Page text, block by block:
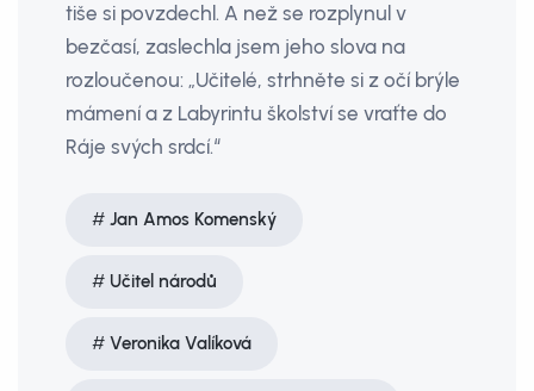
tiše si povzdechl. A než se rozplynul v
bezčasí, zaslechla jsem jeho slova na
rozloučenou: „Učitelé, strhněte si z očí brýle
mámení a z Labyrintu školství se vraťte do
Ráje svých srdcí.“
Jan Amos Komenský
Učitel národů
Veronika Valíková